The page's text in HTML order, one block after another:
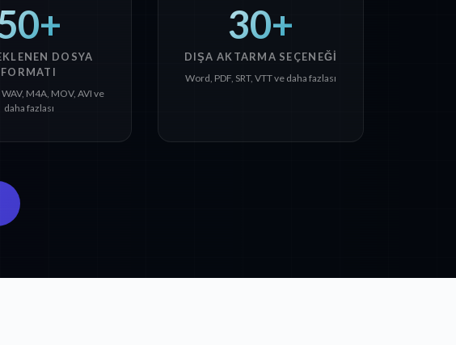
DOSYA
FORMATI
M4A, MOV, AVI ve
daha fazlası
30+
DIŞA AKTARMA SEÇENEĞI
Word, PDF, SRT, VTT ve daha fazlası